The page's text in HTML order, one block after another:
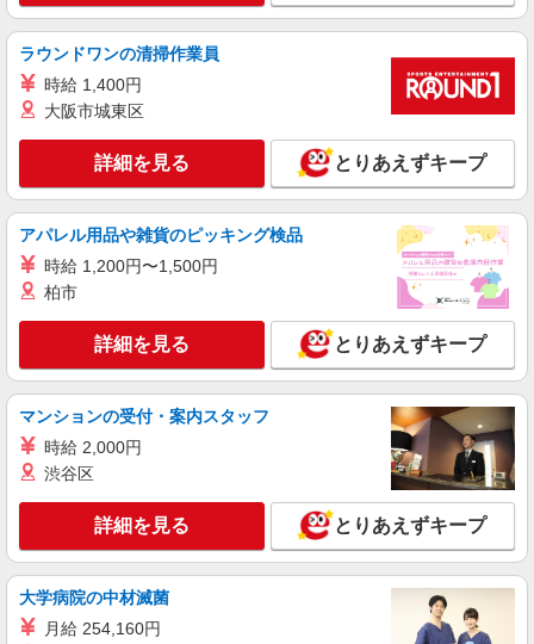
ショートステイ 介護スタッフ
遇改善手当：35,920円 夜勤手当：30,000円（5回
分） ※6回目以降は1回6,000円支給 ▼下記別途支
給 通勤手当 年末年始手当：380円/時 寸志あり：
均34.1万円（最高額135万円） ※2025年6月支給実
績 ※処遇改善手当は試用期間中(3ヶ月)は支給なし
キープ 詳細を見る
パート
越谷西ケアセンターそよ風：RO45126
NEW
グループホーム 介護スタッフ
【時給】1,350円〜1,550円 ▼給与詳細 処遇改
善手当：200〜220円/時 夜勤手当:6,000円/回 ▼下
記別途支給 通勤手当 年末年始手当：380円/時 寸
志あり：年2回（6月・12月） ※業績による ※処
遇改善手当は試用期間中(3ヶ月)は支給なし
埼玉県越谷市南荻島565-1
キープ 詳細を見る
正社員
大袋ケアコミュニティそよ風：RO14223
NEW
有料老人ホーム 介護スタッフ
【月給】275,920円〜295,920円 ▼給与詳細 資
格手当：0〜10,000円 処遇改善手当：35,920円 夜
勤手当：30,000円（5回分） ※6回目以降は1回
6,000円支給 住宅手当：規定あり 地域手当：0〜
15,000円 精勤手当：8,000円 調整手当：0〜
150,000円 ▼下記別途支給 通勤手当 年末年始手
埼玉県越谷市大字下間久里1078-1
キープ 詳細を見る
ラウンドワンの清掃作業員
時給 1,400円
大阪市城東区
詳細を見る とりあえずキープ
アパレル用品や雑貨のピッキング検品
時給 1,200円〜1,500円
柏市
詳細を見る とりあえずキープ
マンションの受付・案内スタッフ
時給 2,000円
渋谷区
詳細を見る とりあえずキープ
大学病院の中材滅菌
月給 254,160円